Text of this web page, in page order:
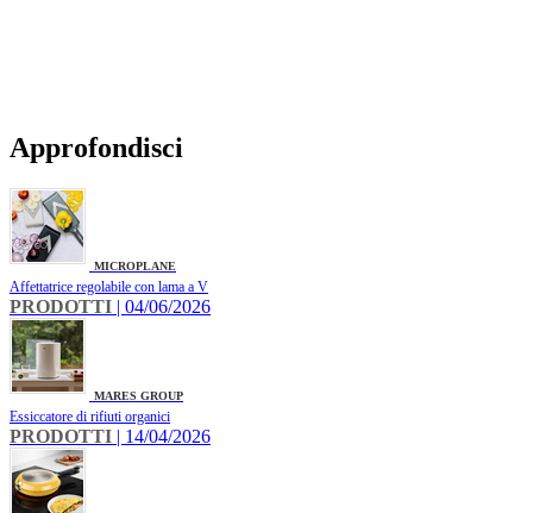
Approfondisci
MICROPLANE
Affettatrice regolabile con lama a V
PRODOTTI | 04/06/2026
MARES GROUP
Essiccatore di rifiuti organici
PRODOTTI | 14/04/2026